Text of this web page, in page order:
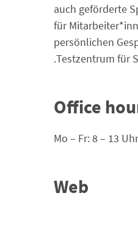
auch geförderte
für
persönlichen
Testzentrum für
Office
Mo – Fr: 8 – 13 Uhr
Web